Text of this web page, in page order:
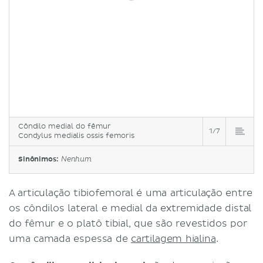
Côndilo medial do fêmur
Condylus medialis ossis femoris
1/7
Sinônimos: Nenhum
A articulação tibiofemoral é uma articulação entre
os côndilos lateral e medial da extremidade distal
do fêmur e o platô tibial, que são revestidos por
uma camada espessa de cartilagem hialina.